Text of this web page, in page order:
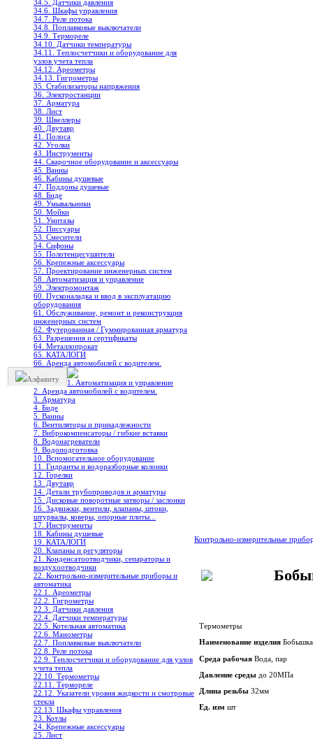
34.5. Датчики давления
34.6. Шкафы управления
34.7. Реле потока
34.8. Поплавковые выключатели
34.9. Термореле
34.10. Датчики температуры
34.11. Теплосчетчики и оборудование для
узлов учета тепла
34.12. Ареометры
34.13. Гигрометры
35. Стабилизаторы напряжения
36. Электростанции
37. Арматура
38. Лист
39. Швеллеры
40. Двутавр
41. Полоса
42. Уголки
43. Инструменты
44. Сварочное оборудование и аксессуары
45. Ванны
46. Кабины душевые
47. Поддоны душевые
48. Биде
49. Умывальники
50. Мойки
51. Унитазы
52. Писсуары
53. Смесители
54. Сифоны
55. Полотенцесушители
56. Крепежные аксессуары
57. Проектирование инженерных систем
58. Автоматизация и управление
59. Электромонтаж
60. Пусконаладка и ввод в эксплуатацию
оборудования
61. Обслуживание, ремонт и реконструкция
инженерных систем
62. Футерованная / Гуммированная арматура
63. Разрешения и сертификаты
64. Металлопрокат
65. КАТАЛОГИ
66. Аренда автомобилей с водителем.
Алфавиту
1. Автоматизация и управление
2. Аренда автомобилей с водителем.
3. Арматура
4. Биде
5. Ванны
6. Вентиляторы и принадлежности
7. Виброкомпенсаторы / гибкие вставки
8. Водонагреватели
9. Водоподготовка
10. Вспомогательное оборудование
11. Гидранты и водоразборные колонки
12. Горелки
13. Двутавр
14. Детали трубопроводов и арматуры
15. Дисковые поворотные затворы / заслонки
16. Задвижки, вентили, клапаны, штоки,
штурвалы, коверы, опорные плиты...
17. Инструменты
18. Кабины душевые
19. КАТАЛОГИ
20. Клапаны и регуляторы
21. Конденсатоотводчики, сепараторы и
воздухоотводчики
22. Контрольно-измерительные приборы и
автоматика
22.1. Ареометры
22.2. Гигрометры
22.3. Датчики давления
22.4. Датчики температуры
22.5. Котельная автоматика
22.6. Манометры
22.7. Поплавковые выключатели
22.8. Реле потока
22.9. Теплосчетчики и оборудование для узлов
учета тепла
22.10. Термометры
22.11. Термореле
22.12. Указатели уровня жидкости и смотровые
стекла
22.13. Шкафы управления
23. Котлы
24. Крепежные аксессуары
25. Лист
Контрольно-измерительные
Термометры
Наименование изделия Бобышка
Среда рабочая Вода, пар
Давление среды до 20МПа
Длина резьбы 32мм
Ед. изм шт